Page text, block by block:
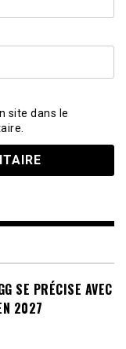
site dans le
SE PRÉCISE AVEC
2027